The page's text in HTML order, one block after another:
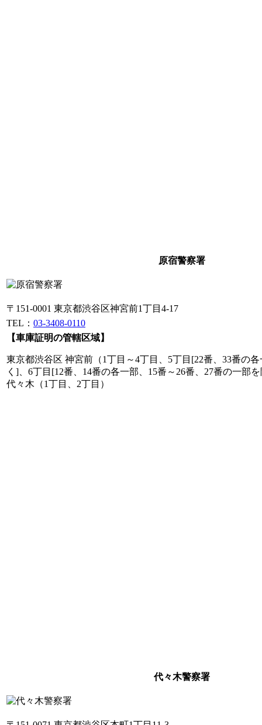
原宿警察署
〒151-0001 東京都渋谷区神宮前1丁目4-17
TEL： 03-3408-0110
【車庫証明の管轄区域】
東京都渋谷区 神宮前（1丁目～4丁目、5丁目[22番、33番の
く]、6丁目[12番、14番の各一部、15番～26番、27番の一部
代々木（1丁目、2丁目）
代々木警察署